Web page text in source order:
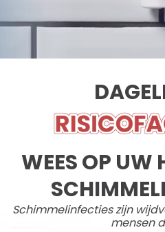
WEES OP UW
Schimmelinfecties zijn
mensen